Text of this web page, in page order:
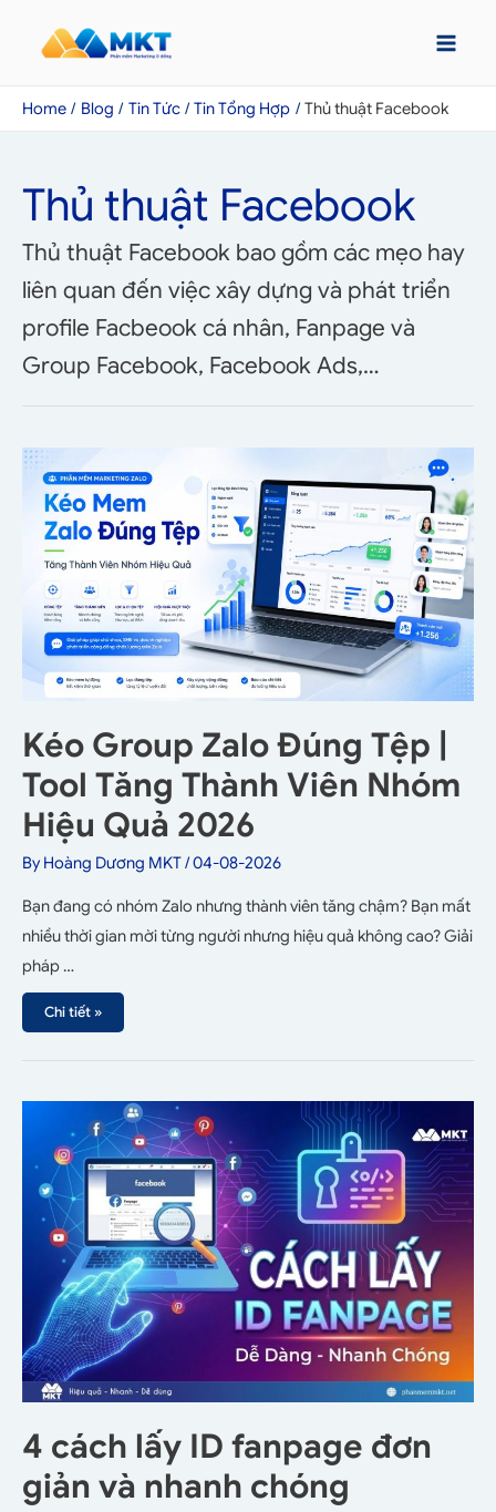
Home Blog Tin Tức Tin Tổng Hợp Thủ thuật Facebook
Thủ thuật Facebook
Thủ thuật Facebook bao gồm các mẹo hay
liên quan đến việc xây dựng và phát triển
profile Facbeook cá nhân, Fanpage và
Group Facebook, Facebook Ads,…
Kéo Group Zalo Đúng Tệp |
Tool Tăng Thành Viên Nhóm
Hiệu Quả 2026
ByHoàng Dương MKT/04-08-2026
Bạn đang có nhóm Zalo nhưng thành viên tăng chậm? Bạn mất
nhiều thời gian mời từng người nhưng hiệu quả không cao? Giải
pháp …
Chi tiết »
4 cách lấy ID fanpage đơn
giản và nhanh chóng